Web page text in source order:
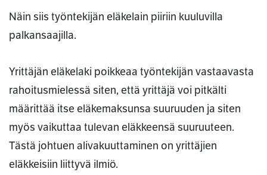
Näin siis työntekijän eläkelain piiriin kuuluvilla
palkansaajilla.
Yrittäjän eläkelaki poikkeaa työntekijän vastaavasta
rahoitusmielessä siten, että yrittäjä voi pitkälti
määrittää itse eläkemaksunsa suuruuden ja siten
myös vaikuttaa tulevan eläkkeensä suuruuteen.
Tästä johtuen alivakuuttaminen on yrittäjien
eläkkeisiin liittyvä ilmiö.